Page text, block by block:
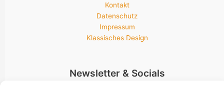
Kontakt
Datenschutz
Impressum
Klassisches Design
Newsletter & Socials